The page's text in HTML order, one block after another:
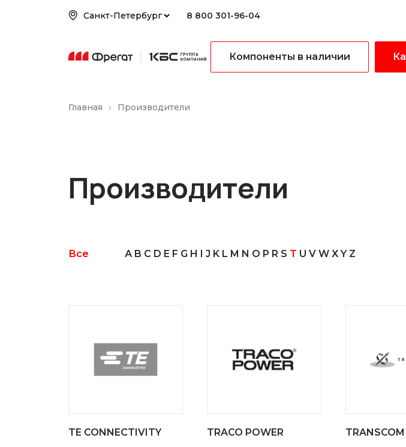
8 800 301-96-04
Компоненты в наличии
Главная Производители
Производители
Все А B C D E F G H I J K L M N O P R S T U V W X Y Z
TE CONNECTIVITY TRACO POWER TRANSCOM